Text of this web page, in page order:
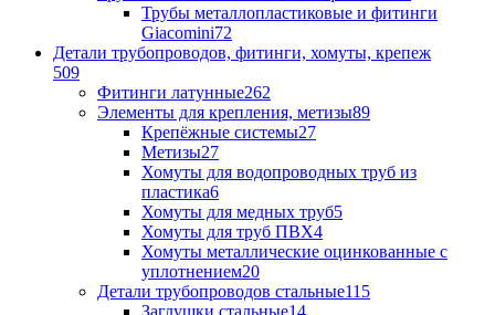
Трубы металлопластиковые и фитинги
Giacomini72
Детали трубопроводов, фитинги, хомуты, крепеж
509
Фитинги латунные262
Элементы для крепления, метизы89
Крепёжные системы27
Метизы27
Хомуты для водопроводных труб из
пластика6
Хомуты для медных труб5
Хомуты для труб ПВХ4
Хомуты металлические оцинкованные с
уплотнением20
Детали трубопроводов стальные115